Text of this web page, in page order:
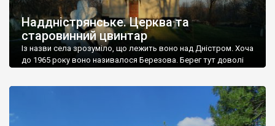
Наддністрянське. Церква та
старовинний цвинтар
Із назви села зрозуміло, що лежить воно над Дністром. Хоча
до 1965 року воно називалося Березова. Берег тут доволі
Наддністрянське відрізняється від більшості навколишніх
сіл. У селі є мурована Михайлівська церква. Точної дати […]